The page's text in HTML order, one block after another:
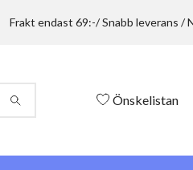
Frakt endast 69:-/ Snabb leverans /
Önskelistan